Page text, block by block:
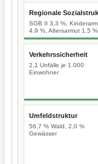
Regionale
SGB II 3,3 %,
4,9 %, Altersarmut 1,5 %
Verkehrssicherheit
2,1 Unfälle je 1.000
Einwohner
Umfeldstruktur
56,7 % Wald, 2,0 %
Gewässer